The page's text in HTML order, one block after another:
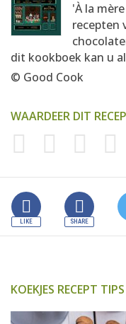
'À la
recepten
dit kookboek kan u
© Good Cook
WAARDEER DIT
KOEKJES RECEPT TIPS